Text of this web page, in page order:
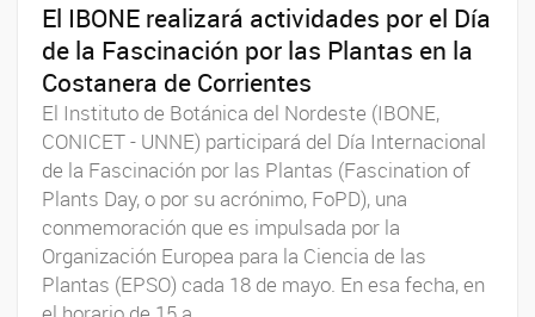
El IBONE realizará actividades por el Día
de la Fascinación por las Plantas en la
Costanera de Corrientes
El Instituto de Botánica del Nordeste (IBONE,
CONICET - UNNE) participará del Día Internacional
de la Fascinación por las Plantas (Fascination of
Plants Day, o por su acrónimo, FoPD), una
conmemoración que es impulsada por la
Organización Europea para la Ciencia de las
Plantas (EPSO) cada 18 de mayo. En esa fecha, en